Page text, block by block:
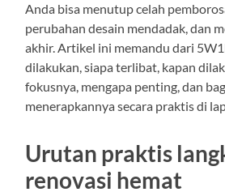
Anda bisa menutup celah
perubahan desain mendadak, dan
akhir. Artikel ini memandu dari
dilakukan, siapa terlibat, kapan
fokusnya, mengapa penting, dan
menerapkannya secara praktis di
Urutan praktis
renovasi hemat